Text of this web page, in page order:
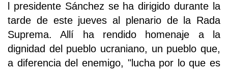
l presidente Sánchez se ha dirigido durante la
tarde de este jueves al plenario de la Rada
Suprema. Allí ha rendido homenaje a la
dignidad del pueblo ucraniano, un pueblo que,
a diferencia del enemigo, "lucha por lo que es